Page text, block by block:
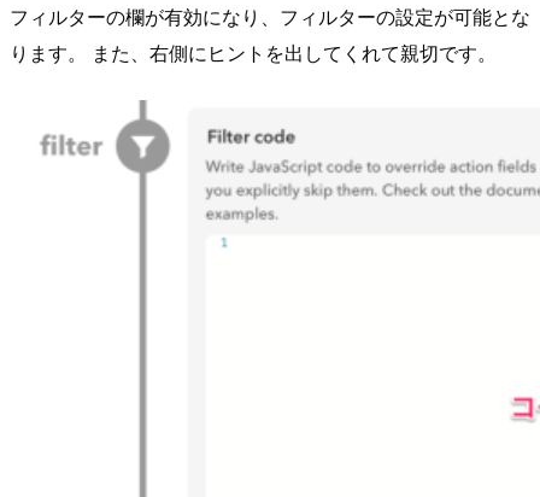
フィルターの欄が有効になり、フィルターの設定が可能とな
ります。 また、右側にヒントを出してくれて親切です。